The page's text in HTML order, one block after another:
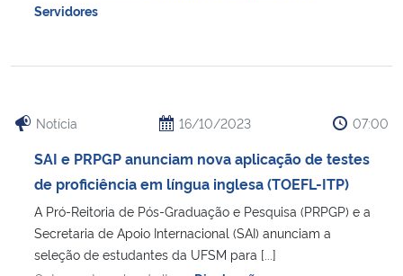
Servidores
Notícia 16/10/2023 07:00
SAI e PRPGP anunciam nova aplicação de testes
de proficiência em língua inglesa (TOEFL-ITP)
A Pró-Reitoria de Pós-Graduação e Pesquisa (PRPGP) e a
Secretaria de Apoio Internacional (SAI) anunciam a
seleção de estudantes da UFSM para [...]